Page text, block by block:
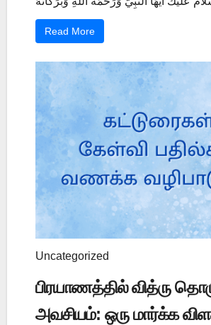
Read More
Uncategorized
பிரயாணத்தில் வித்ரு
அவசியம்: ஒரு மார்க்க